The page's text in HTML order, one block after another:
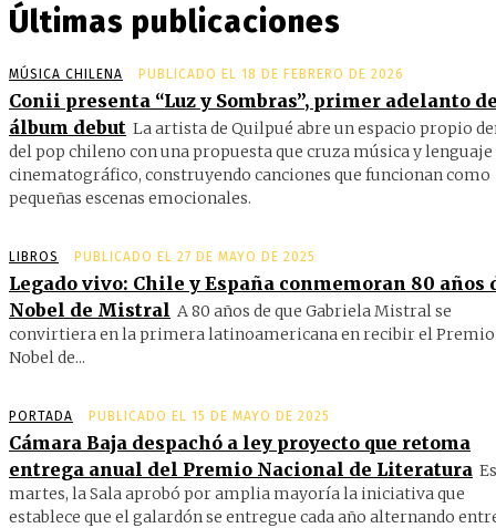
Últimas publicaciones
MÚSICA CHILENA PUBLICADO EL 18 DE FEBRERO DE 2026
Conii presenta “Luz y Sombras”, primer adelanto
álbum debut La artista de Quilpué abre un espacio propio
del pop chileno con una propuesta que cruza música y lenguaje
cinematográfico, construyendo canciones que funcionan como
pequeñas escenas emocionales.
LIBROS PUBLICADO EL 27 DE MAYO DE 2025
Legado vivo: Chile y España conmemoran 80 años
Nobel de Mistral A 80 años de que Gabriela Mistral se
convirtiera en la primera latinoamericana en recibir el Premio
Nobel de...
PORTADA PUBLICADO EL 15 DE MAYO DE 2025
Cámara Baja despachó a ley proyecto que retoma
entrega anual del Premio Nacional de Literatura
martes, la Sala aprobó por amplia mayoría la iniciativa que
establece que el galardón se entregue cada año alternando